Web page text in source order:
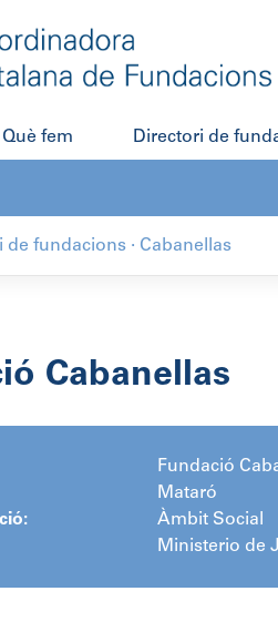
Què fem Directori de
de fundacions · Cabanellas
Cabanellas
Fundació
Mataró
Àmbit Social
Ministerio de